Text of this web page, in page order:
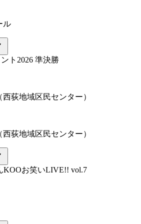
ル
ト2026 準決勝
荻地域区民センター）
荻地域区民センター）
KOOお笑いLIVE!! vol.7